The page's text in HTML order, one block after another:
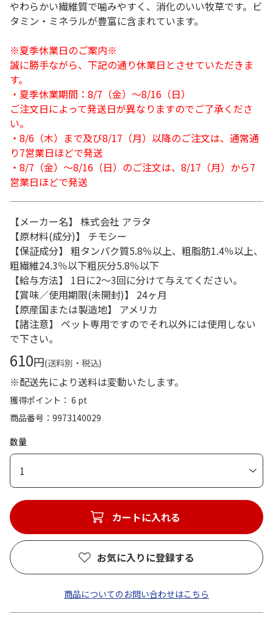
やわらかい繊維質で噛みやすく、消化のいい牧草です。ビ
タミン・ミネラルが豊富に含まれています。
※夏季休業日のご案内※
誠に勝手ながら、下記の通り休業日とさせていただきま
す。
・夏季休業期間：8/7（金）～8/16（日）
ご注文日によって発送日が異なりますのでご了承くださ
い。
・8/6（木）まで及び8/17（月）以降のご注文は、通常通
り7営業日ほどで発送
・8/7（金）～8/16（日）のご注文は、8/17（月）から7
営業日ほどで発送
【メーカー名】 株式会社 アラタ
【原材料(成分)】 チモシー
【保証成分】 粗タンパク質5.8％以上、粗脂肪1.4％以上、
粗繊維24.3％以下粗灰分5.8％以下
【給与方法】 1日に2～3回に分けて与えてください。
【賞味／使用期限(未開封)】 24ヶ月
【原産国または製造地】 アメリカ
【諸注意】 ペット専用ですのでそれ以外には使用しない
で下さい。
610円(送料別・税込)
※配送先により送料は変動いたします。
獲得ポイント： 6 pt
商品番号
9973140029
数量
1
カートに入れる
お気に入りに登録する
商品についてのお問い合わせはこちら